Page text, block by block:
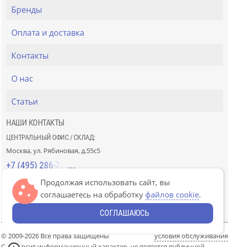
Бренды
Оплата и доставка
Контакты
О нас
Статьи
НАШИ КОНТАКТЫ
ЦЕНТРАЛЬНЫЙ ОФИС / СКЛАД:
Москва, ул. Рябиновая, д.55с5
+7 (495) 286-70-40
СТРОЙРЫНОК «СЛАВЯНСКИЙ МИР»:
Москва, 41км МКАД, пав. Г-14/7-8 и Д-14/7-8
+7 (499) 226-74-18
© 2009-2026 Все права защищены
условия обслуживания
Продолжая использовать сайт, вы
соглашаетесь на обработку файлов cookie.
СОГЛАШАЮСЬ